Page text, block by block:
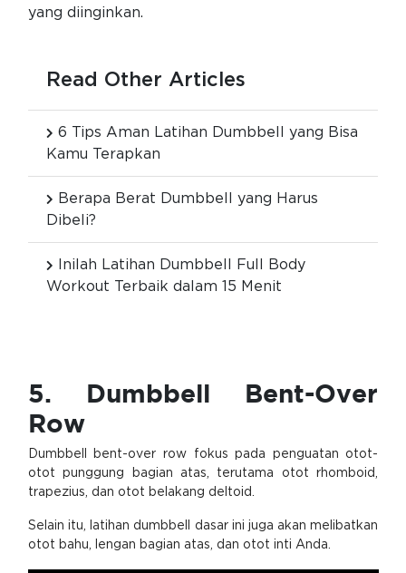
yang diinginkan.
Read Other Articles
6 Tips Aman Latihan Dumbbell yang Bisa
Kamu Terapkan
Berapa Berat Dumbbell yang Harus
Dibeli?
Inilah Latihan Dumbbell Full Body
Workout Terbaik dalam 15 Menit
5. Dumbbell Bent-Over
Row
Dumbbell bent-over row fokus pada penguatan otot-
otot punggung bagian atas, terutama otot rhomboid,
trapezius, dan otot belakang deltoid.
Selain itu, latihan dumbbell dasar ini juga akan melibatkan
otot bahu, lengan bagian atas, dan otot inti Anda.